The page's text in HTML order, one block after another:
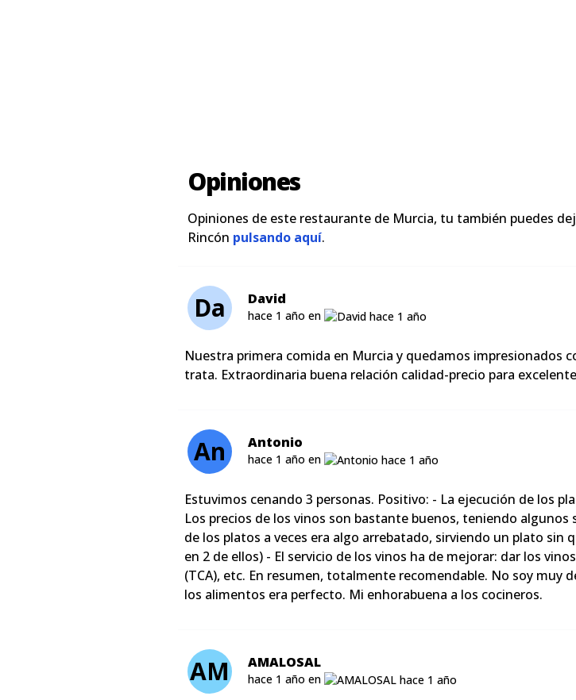
Opiniones
Opiniones de este restaurante de Murcia, tu también puedes
Rincón pulsando aquí.
Da David
hace 1 año en
Nuestra primera comida en Murcia y quedamos impresionados
trata. Extraordinaria buena relación calidad-precio para
An Antonio
hace 1 año en
Estuvimos cenando 3 personas. Positivo: - La ejecución de los
Los precios de los vinos son bastante buenos, teniendo
de los platos a veces era algo arrebatado, sirviendo un plato sin
en 2 de ellos) - El servicio de los vinos ha de mejorar: dar los
(TCA), etc. En resumen, totalmente recomendable. No soy
los alimentos era perfecto. Mi enhorabuena a los cocineros.
AM AMALOSAL
hace 1 año en